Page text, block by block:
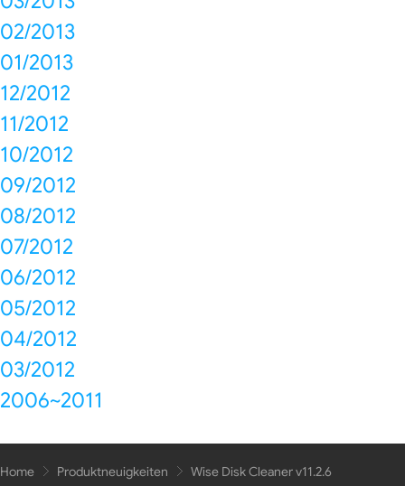
02/2013
01/2013
12/2012
11/2012
10/2012
09/2012
08/2012
07/2012
06/2012
05/2012
04/2012
03/2012
2006~2011
Home Produktneuigkeiten Wise Disk Cleaner v11.2.6